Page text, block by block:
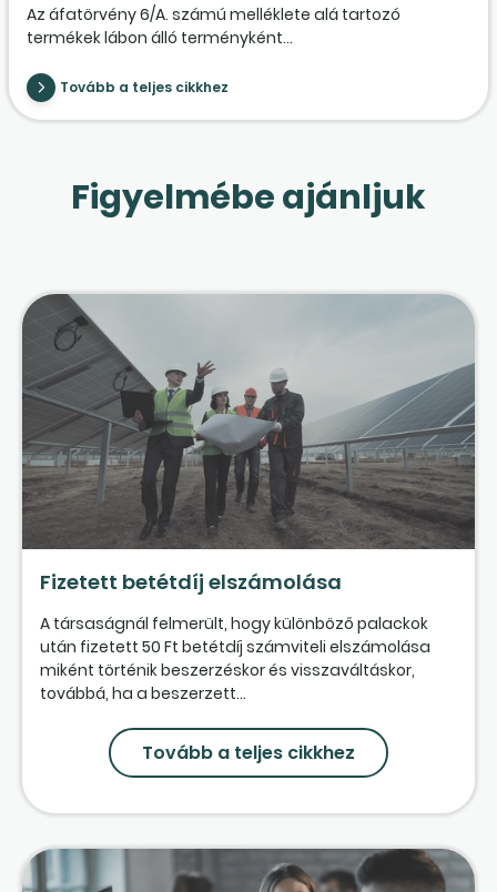
Az áfatörvény 6/A. számú melléklete alá tartozó
termékek lábon álló terményként...
Tovább a teljes cikkhez
Figyelmébe ajánljuk
Fizetett betétdíj elszámolása
A társaságnál felmerült, hogy különböző palackok
után fizetett 50 Ft betétdíj számviteli elszámolása
miként történik beszerzéskor és visszaváltáskor,
továbbá, ha a beszerzett...
Tovább a teljes cikkhez